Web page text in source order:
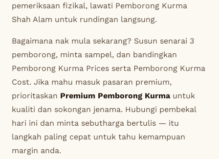
pemeriksaan fizikal, lawati Pemborong Kurma
Shah Alam untuk rundingan langsung.
Bagaimana nak mula sekarang? Susun senarai 3
pemborong, minta sampel, dan bandingkan
Pemborong Kurma Prices serta Pemborong Kurma
Cost. Jika mahu masuk pasaran premium,
prioritaskan Premium Pemborong Kurma untuk
kualiti dan sokongan jenama. Hubungi pembekal
hari ini dan minta sebutharga bertulis — itu
langkah paling cepat untuk tahu kemampuan
margin anda.